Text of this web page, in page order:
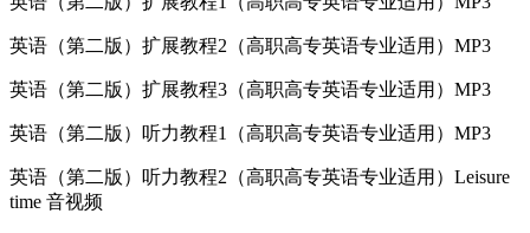
英语（第二版）扩展教程2（高职高专英语专业适用）MP3
英语（第二版）扩展教程3（高职高专英语专业适用）MP3
英语（第二版）听力教程1（高职高专英语专业适用）MP3
英语（第二版）听力教程2（高职高专英语专业适用）Leisure
time 音视频